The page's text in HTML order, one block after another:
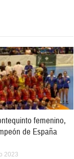
femenino,
de España
2023